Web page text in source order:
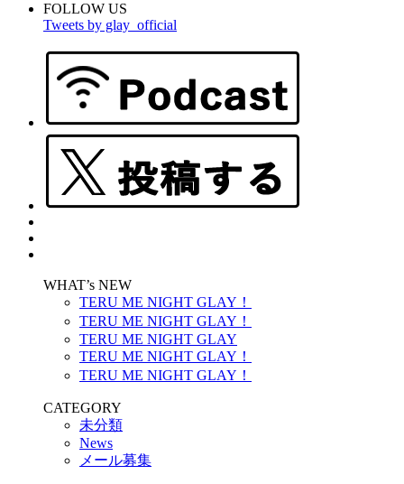
FOLLOW US
Tweets by glay_official
WHAT’s NEW
TERU ME NIGHT GLAY！
TERU ME NIGHT GLAY！
TERU ME NIGHT GLAY
TERU ME NIGHT GLAY！
TERU ME NIGHT GLAY！
CATEGORY
未分類
News
メール募集